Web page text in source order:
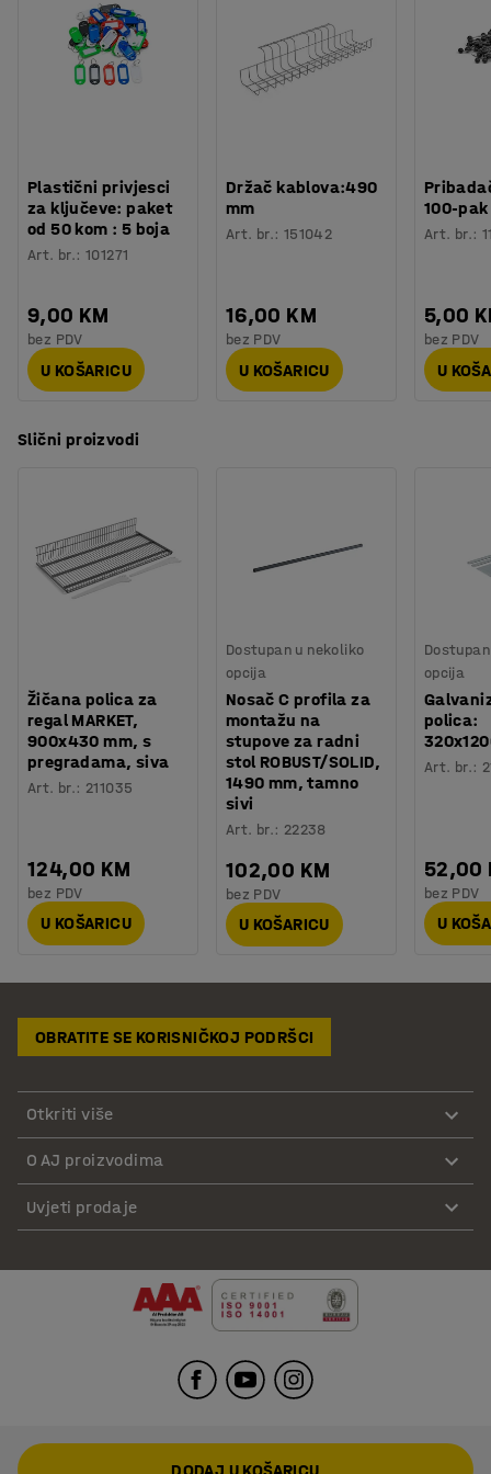
ravnomjerno raspoređenog tereta.
Potreban broj osoba
Procjena vremena
: 2,4 kg
Testirano : BGR 234
Plastični privjesci
za ključeve: paket
od 50 kom : 5 boja
Art. br.:101271
9,00 KM
bez PDV
U KOŠARICU
Držač kablova:490
mm
Art. br.: 151042
16,00 KM
bez PDV
U KOŠARICU
100-pak
Art. br.:
5,00
bez PDV
U
Slični proizvodi
Žičana polica za
regal MARKET,
900x430 mm, s
pregradama, siva
Art. br.: 211035
124,00 KM
bez PDV
U KOŠARICU
Dostupan u nekoliko
opcija
Nosač C profila za
montažu na
stupove za radni
stol ROBUST/SOLID,
1490 mm, tamno
sivi
Art. br.: 22238
102,00 KM
bez PDV
U KOŠARICU
opcija
polica:
Art. br.:
52,00
bez PDV
U
OBRATITE SE KORISNIČKOJ PODRŠCI
Otkriti više
O AJ proizvodima
Uvjeti prodaje
DODAJ U KOŠARICU